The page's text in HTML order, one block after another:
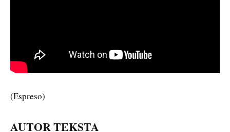
(Espreso)
AUTOR TEKSTA